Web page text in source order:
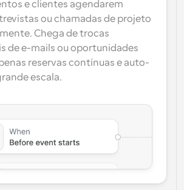
e clientes agendarem
ou chamadas de projeto
Chega de trocas
de e-mails ou oportunidades
reservas contínuas e auto-
escala.